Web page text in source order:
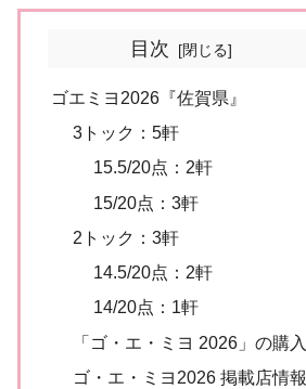
目次
ゴエミヨ2026『佐賀県』
3トック：5軒
15.5/20点：2軒
15/20点：3軒
2トック：3軒
14.5/20点：2軒
14/20点：1軒
「ゴ・エ・ミヨ 2026」の購入
ゴ・エ・ミヨ2026 掲載店情報